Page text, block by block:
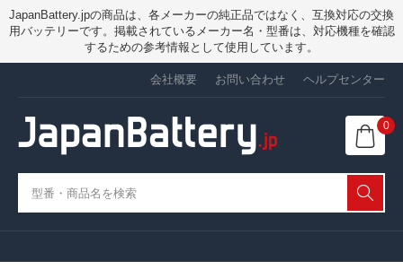
JapanBattery.jpの商品は、各メーカーの純正品ではなく、互換対応の交換
用バッテリーです。掲載されているメーカー名・型番は、対応機種を確認
するための参考情報として使用しています。
会社概要 お問い合わせ ヘルプセンター
0